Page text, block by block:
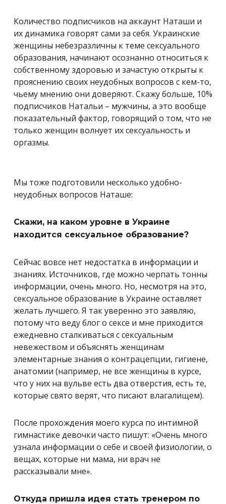
Количество подписчиков на аккаунт Наташи и
их динамика говорят сами за себя. Украинские
женщины небезразличны к теме сексуального
образования, начинают осознанно относиться к
собственному здоровью и зачастую открыты к
прояснению своих неудобных вопросов с кем-то,
чьему мнению они доверяют. Скажу больше, 10%
подписчиков Натальи – мужчины, а это вообще
показательный фактор, говорящий о том, что не
только женщин волнует их сексуальность и
оргазмы.
Мы тоже подготовили несколько удобно-
неудобных вопросов Наташе:
Скажи, на каком уровне в Украине
находится сексуальное образование?
Сейчас вовсе нет недостатка в информации и
знаниях. Источников, где можно черпать тонны
информации, очень много. Но, несмотря на это,
сексуальное образование в Украине оставляет
желать лучшего. Я так уверенно это заявляю,
потому что веду блог о сексе и мне приходится
ежедневно сталкиваться с сексуальным
невежеством и объяснять женщинам
элементарные знания о контрацепции, гигиене,
анатомии (например, не все женщины в курсе,
что у них на вульве есть два отверстия, есть те,
которые свято верят, что писают влагалищем).
После прохождения моего курса по интимной
гимнастике девочки часто пишут: «Очень много
узнала информации о себе и своей физиологии, о
вещах, которые ни мама, ни врач не
рассказывали мне».
Откуда пришла идея стать тренером по